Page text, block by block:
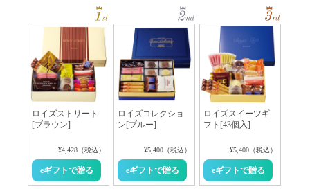
ロイズストリート
[ブラウン]
¥4,428（税込）
ロイズコレクショ
ン[ブルー]
¥5,400（税込）
ロイズスイーツギ
フト[43個入]
¥5,400（税込）